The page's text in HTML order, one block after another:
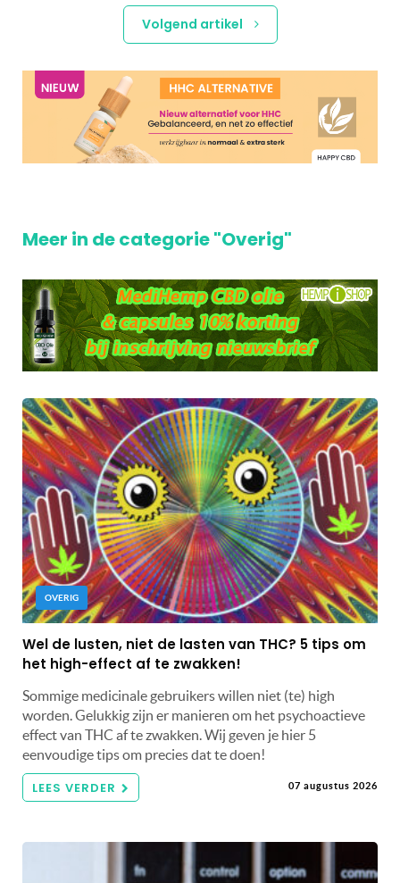
Volgend artikel
Meer in de categorie "Overig"
OVERIG
Wel de lusten, niet de lasten van THC? 5 tips om
het high-effect af te zwakken!
Sommige medicinale gebruikers willen niet (te) high
worden. Gelukkig zijn er manieren om het psychoactieve
effect van THC af te zwakken. Wij geven je hier 5
eenvoudige tips om precies dat te doen!
LEES VERDER 07 augustus 2026